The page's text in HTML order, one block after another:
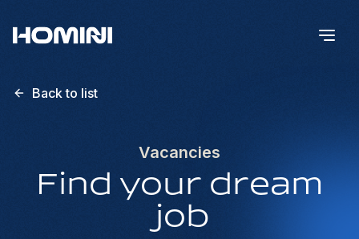
Back to list
Vacancies
Find your dream
job